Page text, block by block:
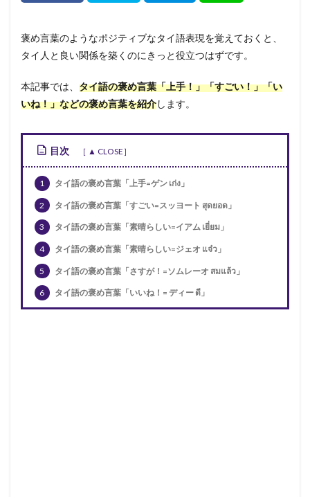
褒め言葉のようなポジティブなタイ語表現を覚えておくと、
タイ人と良い関係を築くのにきっと役立つはずです。
本記事では、 タイ語の褒め言葉「上手！」「すごい！」「い
いね！」などの褒め言葉を紹介します。
目次
1 タイ語の褒め言葉「上手=ゲン เก่ง」
2 タイ語の褒め言葉「すごい=スッヨート สุดยอด」
3 タイ語の褒め言葉「素晴らしい=イアム เยี่ยม」
4 タイ語の褒め言葉「素晴らしい=ジェオ แจ๋ว」
5 タイ語の褒め言葉「さすが！=ソムレーオ สมแล้ว」
6 タイ語の褒め言葉「いいね！= ディー ดี」